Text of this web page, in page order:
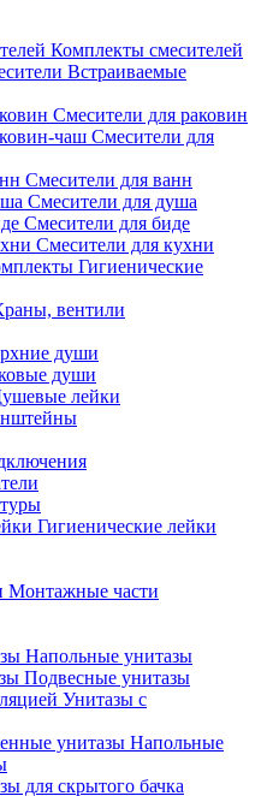
Комплекты смесителей
Встраиваемые
Смесители для раковин
Смесители для
Смесители для ванн
Смесители для душа
Смесители для биде
Смесители для кухни
Гигиенические
вентили
души
души
лейки
Гигиенические лейки
Монтажные части
Напольные унитазы
Подвесные унитазы
Унитазы с
Напольные